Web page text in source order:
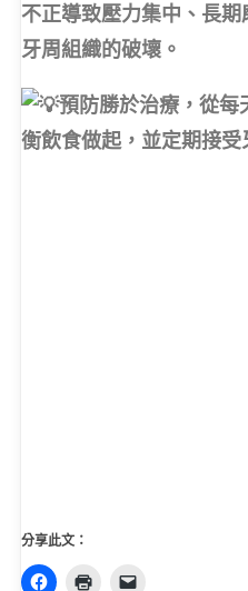
不正導致壓力集中、長
牙周組織的破壞。
預防勝於治療，從每
衡飲食做起，並定期接受
分享此文：